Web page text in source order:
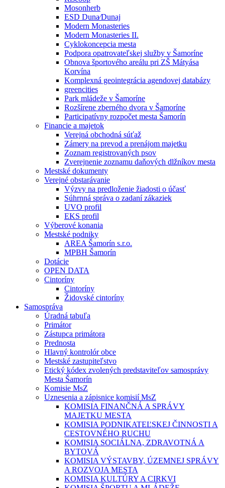
Mosonherb
ESD Duna⁄Dunaj
Modern Monasteries
Modern Monasteries II.
Cyklokoncepcia mesta
Podpora opatrovateľskej služby v Šamoríne
Obnova športového areálu pri ZŠ Mátyása
Korvína
Komplexná geointegrácia agendovej databázy
greencities
Park mládeže v Šamoríne
Rozšírene zberného dvora v Šamoríne
Participatívny rozpočet mesta Šamorín
Financie a majetok
Verejná obchodná súťaž
Zámery na prevod a prenájom majetku
Zoznam registrovaných psov
Zverejnenie zoznamu daňových dlžníkov mesta
Mestské dokumenty
Verejné obstarávanie
Výzvy na predloženie žiadosti o účasť
Súhrnná správa o zadaní zákaziek
UVO profil
EKS profil
Výberové konania
Mestské podniky
AREA Šamorín s.r.o.
MPBH Šamorín
Dotácie
OPEN DATA
Cintoríny
Cintoríny
Židovské cintoríny
Samospráva
Úradná tabuľa
Primátor
Zástupca primátora
Prednosta
Hlavný kontrolór obce
Mestské zastupiteľstvo
Etický kódex zvolených predstaviteľov samosprávy
Mesta Šamorín
Komisie MsZ
Uznesenia a zápisnice komisií MsZ
KOMISIA FINANČNÁ A SPRÁVY
MAJETKU MESTA
KOMISIA PODNIKATEĽSKEJ ČINNOSTI A
CESTOVNÉHO RUCHU
KOMISIA SOCIÁLNA, ZDRAVOTNÁ A
BYTOVÁ
KOMISIA VÝSTAVBY, ÚZEMNEJ SPRÁVY
A ROZVOJA MESTA
KOMISIA KULTÚRY A CIRKVI